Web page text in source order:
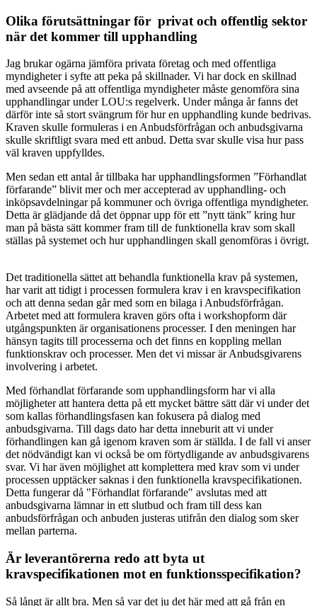
Olika förutsättningar för privat och offentlig sektor
när det kommer till upphandling
Jag brukar ogärna jämföra privata företag och med offentliga
myndigheter i syfte att peka på skillnader. Vi har dock en skillnad
med avseende på att offentliga myndigheter måste genomföra sina
upphandlingar under LOU:s regelverk. Under många år fanns det
därför inte så stort svängrum för hur en upphandling kunde bedrivas.
Kraven skulle formuleras i en Anbudsförfrågan och anbudsgivarna
skulle skriftligt svara med ett anbud. Detta svar skulle visa hur pass
väl kraven uppfylldes.
Men sedan ett antal år tillbaka har upphandlingsformen ”Förhandlat
förfarande” blivit mer och mer accepterad av upphandling- och
inköpsavdelningar på kommuner och övriga offentliga myndigheter.
Detta är glädjande då det öppnar upp för ett ”nytt tänk” kring hur
man på bästa sätt kommer fram till de funktionella krav som skall
ställas på systemet och hur upphandlingen skall genomföras i övrigt.
Det traditionella sättet att behandla funktionella krav på systemen,
har varit att tidigt i processen formulera krav i en kravspecifikation
och att denna sedan går med som en bilaga i Anbudsförfrågan.
Arbetet med att formulera kraven görs ofta i workshopform där
utgångspunkten är organisationens processer. I den meningen har
hänsyn tagits till processerna och det finns en koppling mellan
funktionskrav och processer. Men det vi missar är Anbudsgivarens
involvering i arbetet.
Med förhandlat förfarande som upphandlingsform har vi alla
möjligheter att hantera detta på ett mycket bättre sätt där vi under det
som kallas förhandlingsfasen kan fokusera på dialog med
anbudsgivarna. Till dags dato har detta inneburit att vi under
förhandlingen kan gå igenom kraven som är ställda. I de fall vi anser
det nödvändigt kan vi också be om förtydligande av anbudsgivarens
svar. Vi har även möjlighet att komplettera med krav som vi under
processen upptäcker saknas i den funktionella kravspecifikationen.
Detta fungerar då "Förhandlat förfarande" avslutas med att
anbudsgivarna lämnar in ett slutbud och fram till dess kan
anbudsförfrågan och anbuden justeras utifrån den dialog som sker
mellan parterna.
Är leverantörerna redo att byta ut
kravspecifikationen mot en funktionsspecifikation?
Så långt är allt bra. Men så var det ju det här med att gå från en